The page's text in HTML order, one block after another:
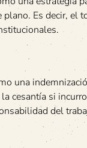
Es decir, el
una
cesantía si
del